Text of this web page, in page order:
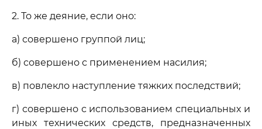
2. То же деяние, если оно:
а) совершено группой лиц;
б) совершено с применением насилия;
в) повлекло наступление тяжких последствий;
г) совершено с использованием специальных и
иных технических средств, предназначенных